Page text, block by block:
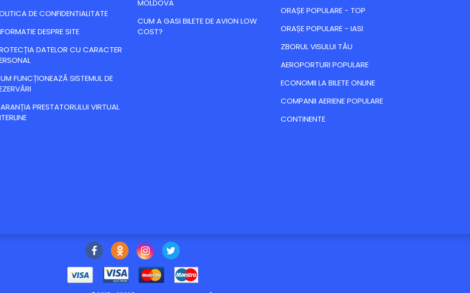
DE CONFIDENTIALITATE
DESPRE SITE
DATELOR CU CARACTER
FUNCȚIONEAZĂ SISTEMUL DE
PRESTATORULUI VIRTUAL
MOLDOVA
CUM A GASI BILETE DE AVION LOW
COST?
ORAȘE POPULARE - TOP
ORAȘE POPULARE - IASI
ZBORUL VISULUI TĂU
AEROPORTURI POPULARE
ECONOMII LA BILETE ONLINE
COMPANII AERIENE POPULARE
CONTINENTE